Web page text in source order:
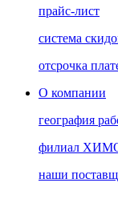
прайс-лист
система
отсрочка
О компании
география
филиал
наши